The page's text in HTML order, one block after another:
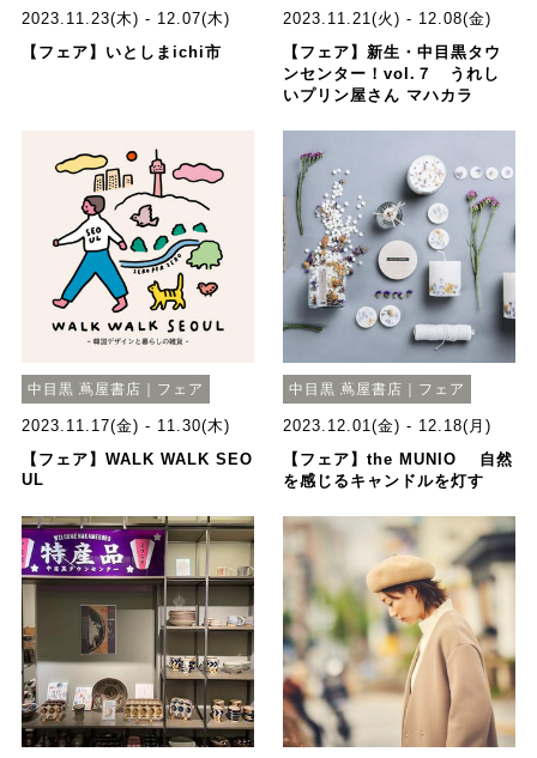
2023.11.23(木) - 12.07(木)
【フェア】いとしまichi市
2023.11.21(火) - 12.08(金)
【フェア】新生・中目黒タウ
ンセンター！vol.７ うれし
いプリン屋さん マハカラ
中目黒 蔦屋書店｜フェア
2023.11.17(金) - 11.30(木)
【フェア】WALK WALK SEO
UL
中目黒 蔦屋書店｜フェア
2023.12.01(金) - 12.18(月)
【フェア】the MUNIO 自然
を感じるキャンドルを灯す